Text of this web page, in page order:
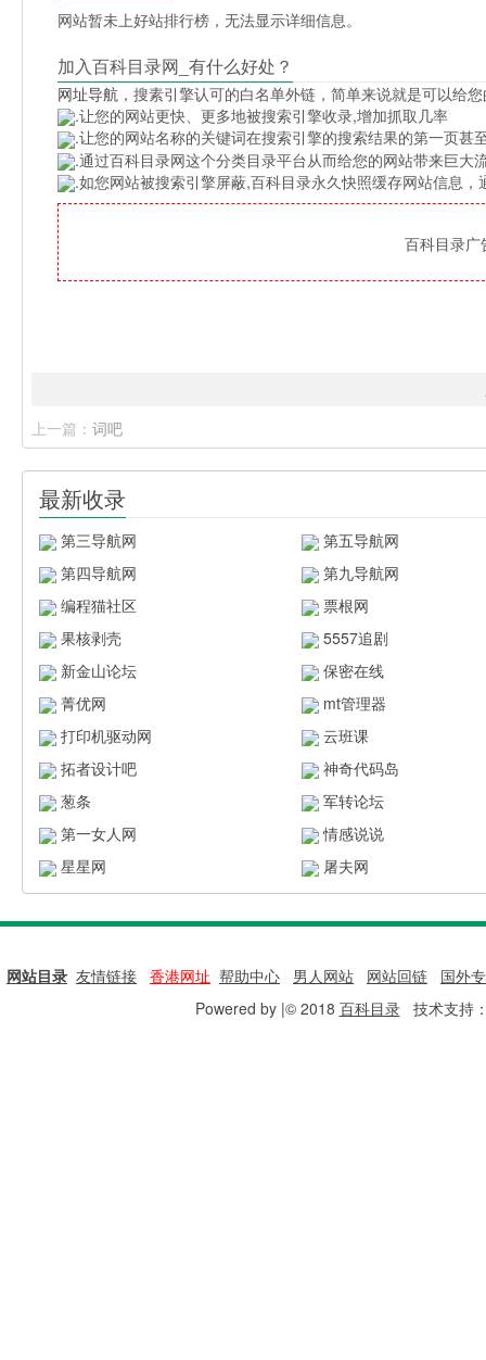
网站暂未上好站排行榜，无法显示详细信息。
加入百科目录网_有什么好处？
网址导航 ，搜素引擎认可的白名单外链，简单来说就是可以给
.让您的网站更快、更多地被搜索引擎收录,增加抓取几率
.让您的网站名称的关键词在搜索引擎的搜索结果的第一页甚
.通过百科目录网这个分类目录平台从而给您的网站带来巨大
.如您网站被搜索引擎屏蔽,百科目录永久快照缓存网站信息
百科目录
上一篇： 词吧
最新收录
第三导航网
第五导航网
第四导航网
第九导航网
编程猫社区
票根网
果核剥壳
5557追剧
新金山论坛
保密在线
菁优网
mt管理器
打印机驱动网
云班课
拓者设计吧
神奇代码岛
葱条
军转论坛
第一女人网
情感说说
星星网
屠夫网
网站目录 友情链接 香港网址 帮助中心 男人网站 网站回链
国外
Powered by |© 2018 百科目录技术支持